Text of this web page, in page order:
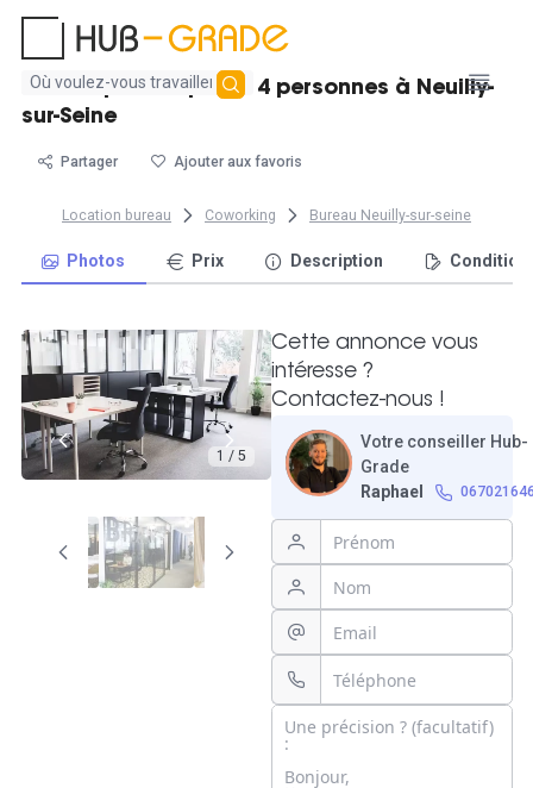
Aucun
résultat
Bureau privatif pour 14 personnes à Neuilly-
sur-Seine
Partager Ajouter aux favoris
Location bureau Coworking Bureau Neuilly-sur-seine
Photos Prix Description
1 / 5
Cette annonce vous
intéresse ?
Contactez-nous !
Votre conseiller Hub-
Grade
Raphael